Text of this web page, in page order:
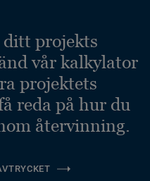
projekts
vår kalkylator
projektets
reda på hur du
återvinning.